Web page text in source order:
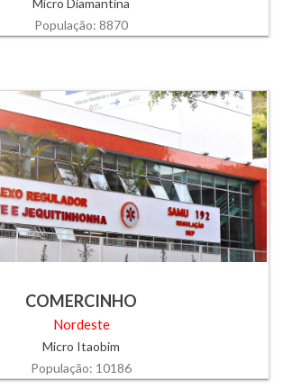
Micro Diamantina
População: 8870
COMERCINHO
Nordeste
Micro Itaobim
População: 10186